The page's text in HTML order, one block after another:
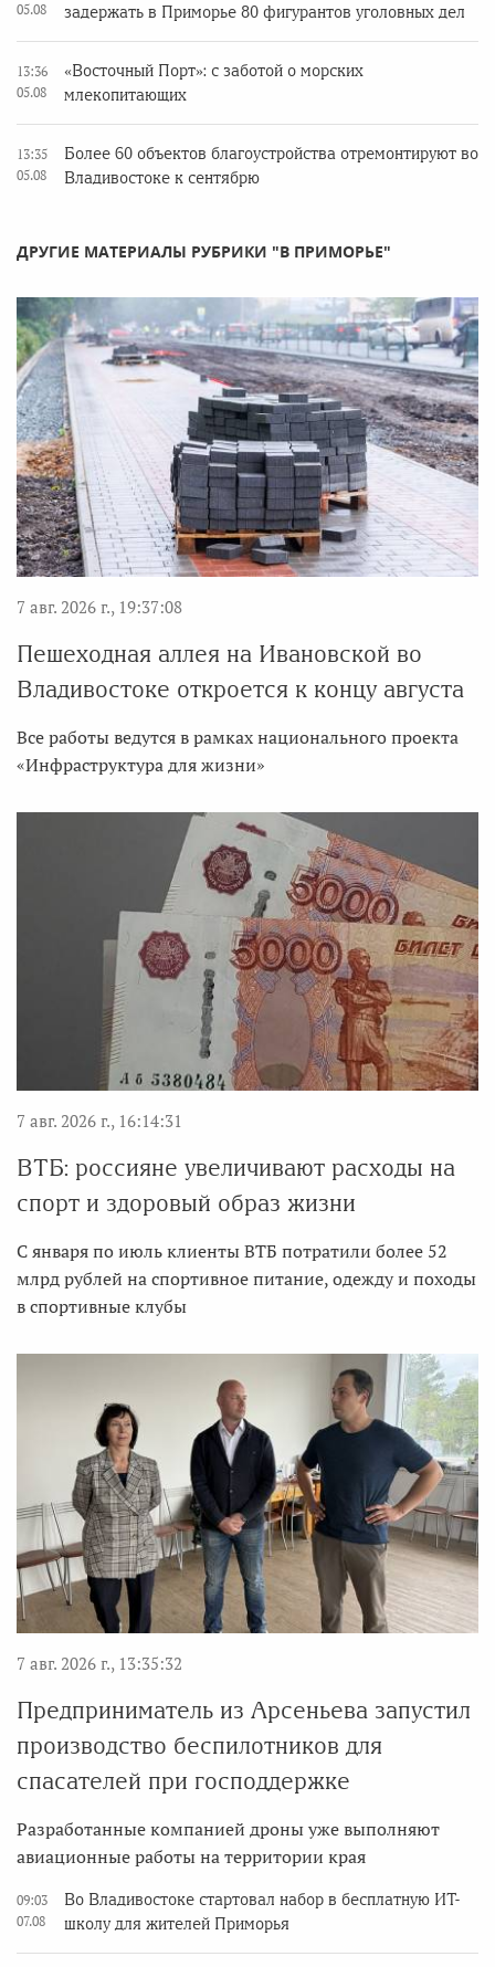
05.08 задержать в Приморье 80 фигурантов уголовных дел
13:36
05.08
«Восточный Порт»: с заботой о морских
млекопитающих
13:35
05.08
Более 60 объектов благоустройства отремонтируют во
Владивостоке к сентябрю
ДРУГИЕ МАТЕРИАЛЫ РУБРИКИ "В ПРИМОРЬЕ"
7 авг. 2026 г., 19:37:08
Пешеходная аллея на Ивановской во
Владивостоке откроется к концу августа
Все работы ведутся в рамках национального проекта
«Инфраструктура для жизни»
7 авг. 2026 г., 16:14:31
ВТБ: россияне увеличивают расходы на
спорт и здоровый образ жизни
С января по июль клиенты ВТБ потратили более 52
млрд рублей на спортивное питание, одежду и походы
в спортивные клубы
7 авг. 2026 г., 13:35:32
Предприниматель из Арсеньева запустил
производство беспилотников для
спасателей при господдержке
Разработанные компанией дроны уже выполняют
авиационные работы на территории края
09:03
07.08
Во Владивостоке стартовал набор в бесплатную ИТ-
школу для жителей Приморья